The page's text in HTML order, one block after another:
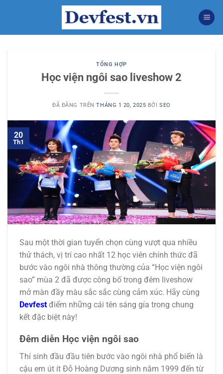
TỔNG HỢP
Học viện ngôi sao liveshow 2
ĐÃ ĐĂNG TRÊNTHÁNG 1 20, 2025 BỞISEO
20
Th1
Sau một thời gian tuyển chọn cùng vượt qua nhiều
thử thách, vị trí cao nhất 12 học viên chính thức đã
bước vào ngôi nhà thông thường của “Học viện ngôi
sao” mùa 2 đã được công bố trong đêm liveshow
mở màn đầy màu sắc sắc cùng cảm xúc. Hãy cùng
Devfest điểm những cái tên sáng gía trong chung
kết đặc biệt này!
Đêm diễn Học viện ngôi sao
Thí sinh đầu đầu tiên bước vào ngôi nhà phổ biến là
cậu em út ít Đỗ Hoàng Dương sinh năm 1999 đến từ